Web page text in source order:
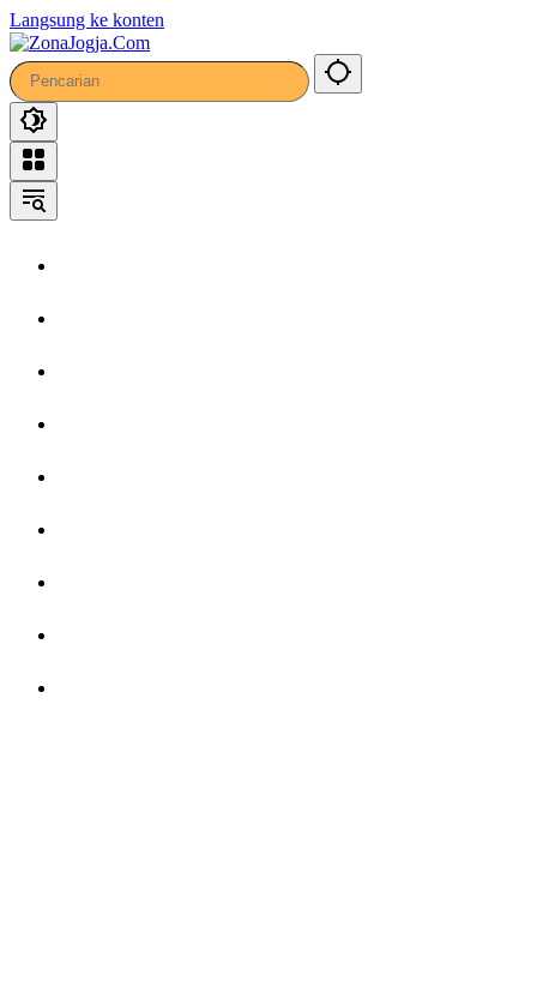
Langsung ke konten